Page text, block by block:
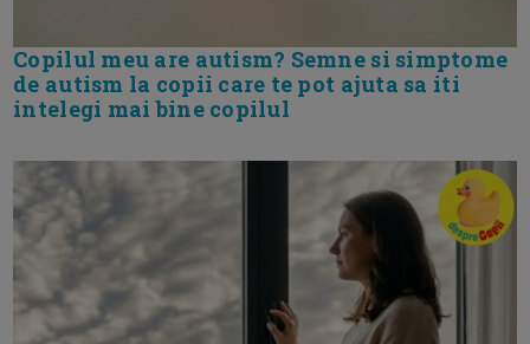
Copilul meu are autism? Semne si simptome
de autism la copii care te pot ajuta sa iti
intelegi mai bine copilul